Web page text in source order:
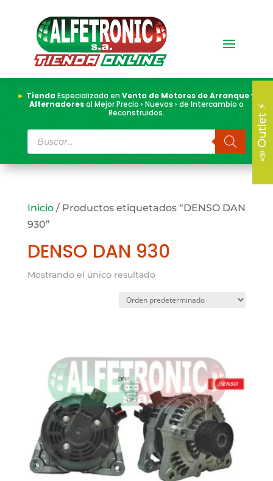
► TiendaEspecializada enVenta de Motores de Arranque y
Alternadoresal Mejor Precio › Nuevos › de Intercambio o
Reconstruidos.
Búsqueda
de
productos
Inicio/ Productos etiquetados “DENSO DAN
930”
DENSO DAN 930
Mostrando el único resultado
📣 Outlet ⚡